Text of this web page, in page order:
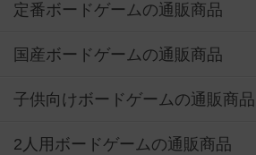
定番ボードゲームの通販商品
国産ボードゲームの通販商品
子供向けボードゲームの通販商品
2人用ボードゲームの通販商品